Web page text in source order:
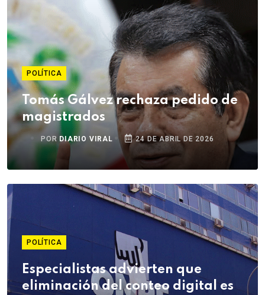
POLÍTICA
Tomás Gálvez rechaza pedido de
magistrados
PORDIARIO VIRAL 24 DE ABRIL DE 2026
POLÍTICA
Especialistas advierten que
eliminación del conteo digital es